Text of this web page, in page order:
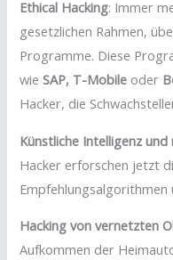
Ethical Hacking: Immer
gesetzlichen Rahmen,
Programme. Diese
wieSAP, T-Mobile oder
Hacker, die
Künstliche Intelligenz und
Hacker erforschen jetzt
Hacking von vernetzten
Aufkommen der